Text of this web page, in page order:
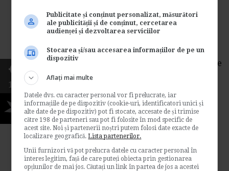
Probabilitatea ca Guvernul sa isi tina
promisiunea de a nu impozita profitul
mica. Pentru a putea intra in vigoare la
termenul promis, masura cea mai asteptata de
oamenii de afaceri, din intregul set de solutii
Contabilitate si fiscalitate
→ Citeste mai departe
1224
Reducerea taxelor si scutirea
de impozit pe profitul
Publicitate și conținut personalizat, măsurători
ale publicității și de conținut, cercetarea
audienței și dezvoltarea serviciilor
Stocarea și/sau accesarea informațiilor de pe un
dispozitiv
Aflați mai multe
Datele dvs. cu caracter personal vor fi prelucrate, iar
informațiile de pe dispozitiv (cookie-uri, identificatori unici și
alte date de pe dispozitiv) pot fi stocate, accesate de și trimise
către 198 de parteneri sau pot fi folosite în mod specific de
acest site. Noi și partenerii noștri putem folosi date exacte de
localizare geografică.Lista partenerilor.
Unii furnizori vă pot prelucra datele cu caracter personal în
interes legitim, față de care puteți obiecta prin gestionarea
opțiunilor de mai jos. Căutați un link în partea de jos a acestei